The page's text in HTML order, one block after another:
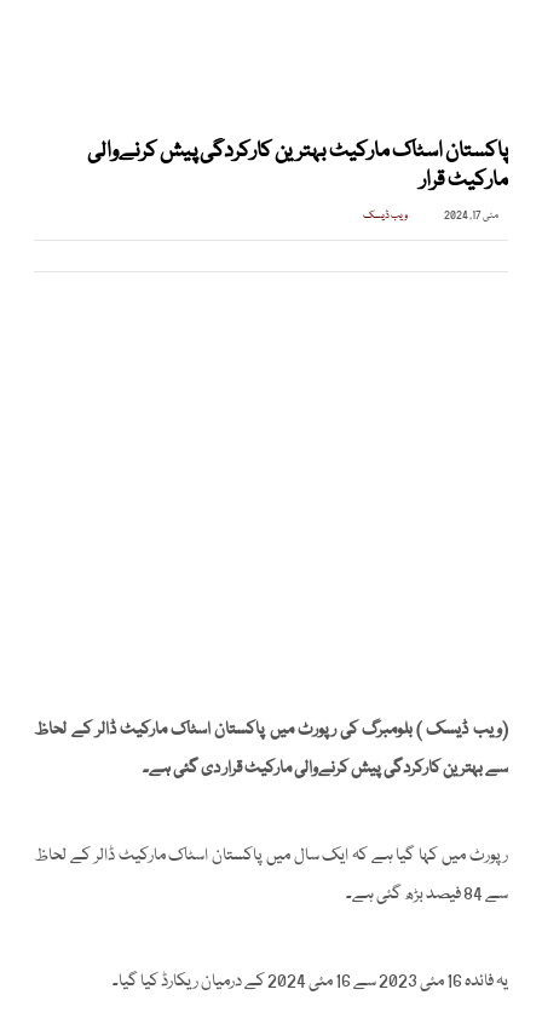
پاکستان اسٹاک مارکیٹ بہترین کارکردگی پیش کرنےوالی
مارکیٹ قرار
مئی 17, 2024 ویب ڈیسک
(ویب ڈیسک ) بلومبرگ کی رپورٹ میں پاکستان اسٹاک مارکیٹ ڈالر کے لحاظ
سے بہترین کارکردگی پیش کرنےوالی مارکیٹ قرار دی گئی ہے۔
رپورٹ میں کہا گیا ہے کہ ایک سال میں پاکستان اسٹاک مارکیٹ ڈالر کے لحاظ
سے 84 فیصد بڑھ گئی ہے۔
یہ فائدہ 16 مئی 2023 سے 16 مئی 2024 کے درمیان ریکارڈ کیا گیا۔